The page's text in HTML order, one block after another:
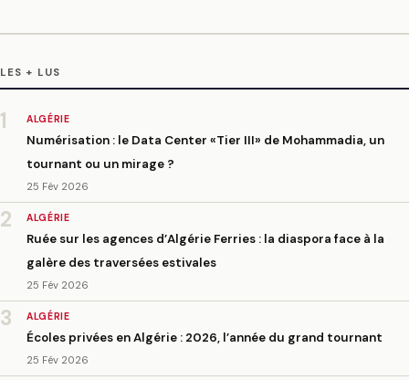
LES + LUS
1 ALGÉRIE
Numérisation : le Data Center «Tier III» de Mohammadia, un
tournant ou un mirage ?
25 Fév 2026
2 ALGÉRIE
Ruée sur les agences d’Algérie Ferries : la diaspora face à la
galère des traversées estivales
25 Fév 2026
3 ALGÉRIE
Écoles privées en Algérie : 2026, l’année du grand tournant
25 Fév 2026